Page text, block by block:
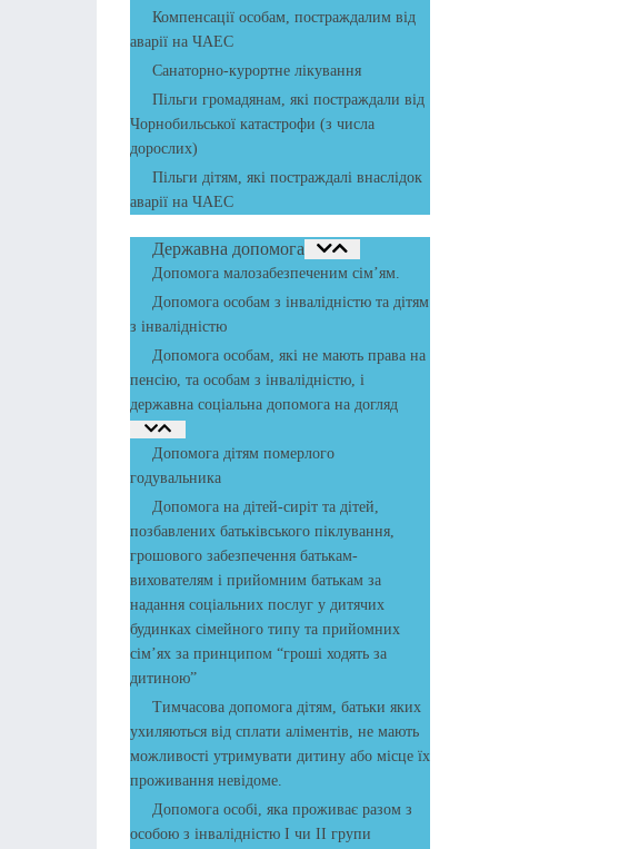
Компенсації особам, постраждалим від
аварії на ЧАЕС
Санаторно-курортне лікування
Пільги громадянам, які постраждали від
Чорнобильської катастрофи (з числа
дорослих)
Пільги дітям, які постраждалі внаслідок
аварії на ЧАЕС
Державна допомога
Допомога малозабезпеченим сім’ям.
Допомога особам з інвалідністю та дітям
з інвалідністю
Допомога особам, які не мають права на
пенсію, та особам з інвалідністю, і
державна соціальна допомога на догляд
Допомога дітям померлого
годувальника
Допомога на дітей-сиріт та дітей,
позбавлених батьківського піклування,
грошового забезпечення батькам-
вихователям і прийомним батькам за
надання соціальних послуг у дитячих
будинках сімейного типу та прийомних
сім’ях за принципом “гроші ходять за
дитиною”
Тимчасова допомога дітям, батьки яких
ухиляються від сплати аліментів, не мають
можливості утримувати дитину або місце їх
проживання невідоме.
Допомога особі, яка проживає разом з
особою з інвалідністю І чи ІІ групи